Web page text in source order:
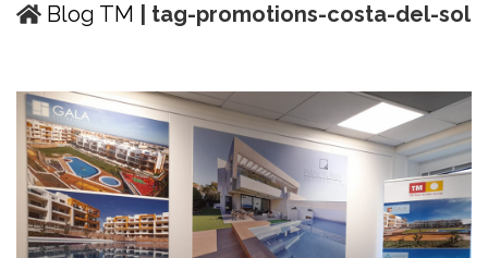
Blog TM | tag-promotions-costa-del-sol